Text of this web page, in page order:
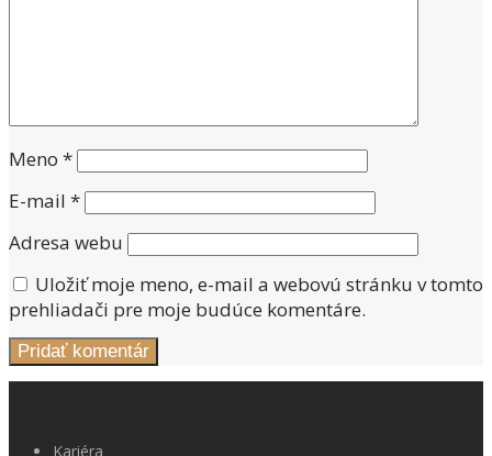
Meno *
E-mail *
Adresa webu
Uložiť moje meno, e-mail a webovú stránku v tomto
prehliadači pre moje budúce komentáre.
Kariéra